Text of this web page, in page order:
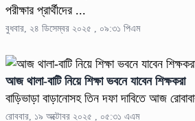
পরীক্ষার প্রার্থীদের ...
বুধবার, ২৪ ডিসেম্বর ২০২৫ , ০৯:৩১ পিএম
আজ থালা-বাটি নিয়ে শিক্ষা ভবনে যাবেন শিক্ষকরা
বাড়িভাড়া বাড়ানোসহ তিন দফা দাবিতে আজ
রোববার, ১৯ অক্টোবর ২০২৫ , ০৫:৩১ এএম